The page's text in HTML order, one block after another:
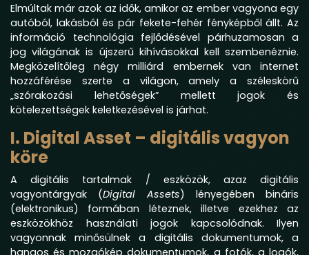
Elmúltak már azok az idők, amikor az ember vagyona egy
autóból, lakásból és pár fekete-fehér fényképből állt. Az
információ technológia fejlődésével párhuzamosan a
jog világának is újszerű kihívásokkal kell szembenéznie.
Megközelítőleg négy milliárd embernek van internet
hozzáférése szerte a világon, amely a széleskörű
„szórakozási lehetőségek” mellett jogok és
kötelezettségek keletkezésével is járhat.
I. Digital Asset – digitális vagyon
köre
A digitális tartalmak / eszközök, azaz digitális
vagyontárgyak (Digital Assets) lényegében bináris
(elektronikus) formában léteznek, illetve ezekhez az
eszközökhöz használati jogok kapcsolódnak. Ilyen
vagyonnak minősülnek a digitális dokumentumok, a
hangos és mozgókép dokumentumok, a fotók, a logók,